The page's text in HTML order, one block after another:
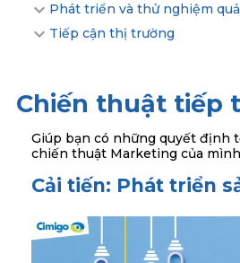
Phát triển và thử nghiệm
Tiếp cận thị trường
Chiến thuật tiếp
Giúp bạn có những quyết định
chiến thuật Marketing của
Cải tiến: Phát triển